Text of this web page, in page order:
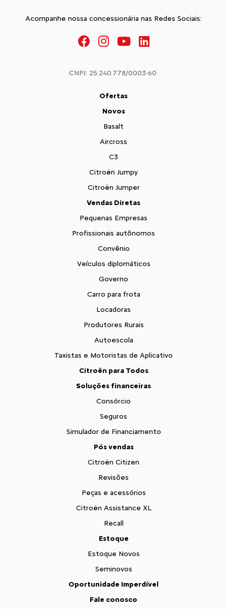
Acompanhe nossa concessionária nas Redes Sociais:
CNPJ: 25.240.778/0003-60
Ofertas
Novos
Basalt
Aircross
C3
Citroën Jumpy
Citroën Jumper
Vendas Diretas
Pequenas Empresas
Profissionais autônomos
Convênio
Veículos diplomáticos
Governo
Carro para frota
Locadoras
Produtores Rurais
Autoescola
Taxistas e Motoristas de Aplicativo
Citroën para Todos
Soluções financeiras
Consórcio
Seguros
Simulador de Financiamento
Pós vendas
Citroën Citizen
Revisões
Peças e acessórios
Citroën Assistance XL
Recall
Estoque
Estoque Novos
Seminovos
Oportunidade Imperdível
Fale conosco